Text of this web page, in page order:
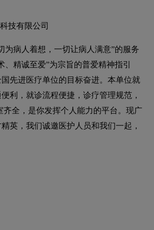
技有限公司
为病人着想，一切让病人满意”的服务
、精诚至爱”为宗旨的普爱精神指引
先进医疗单位的目标奋进。本单位就
利，就诊流程便捷，诊疗管理规范，
齐全，是你发挥个人能力的平台。现广
英，我们诚邀医护人员和我们一起，